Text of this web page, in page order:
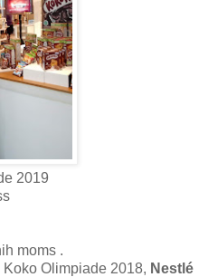
2019
moms .
Olimpiade 2018, Nestlé